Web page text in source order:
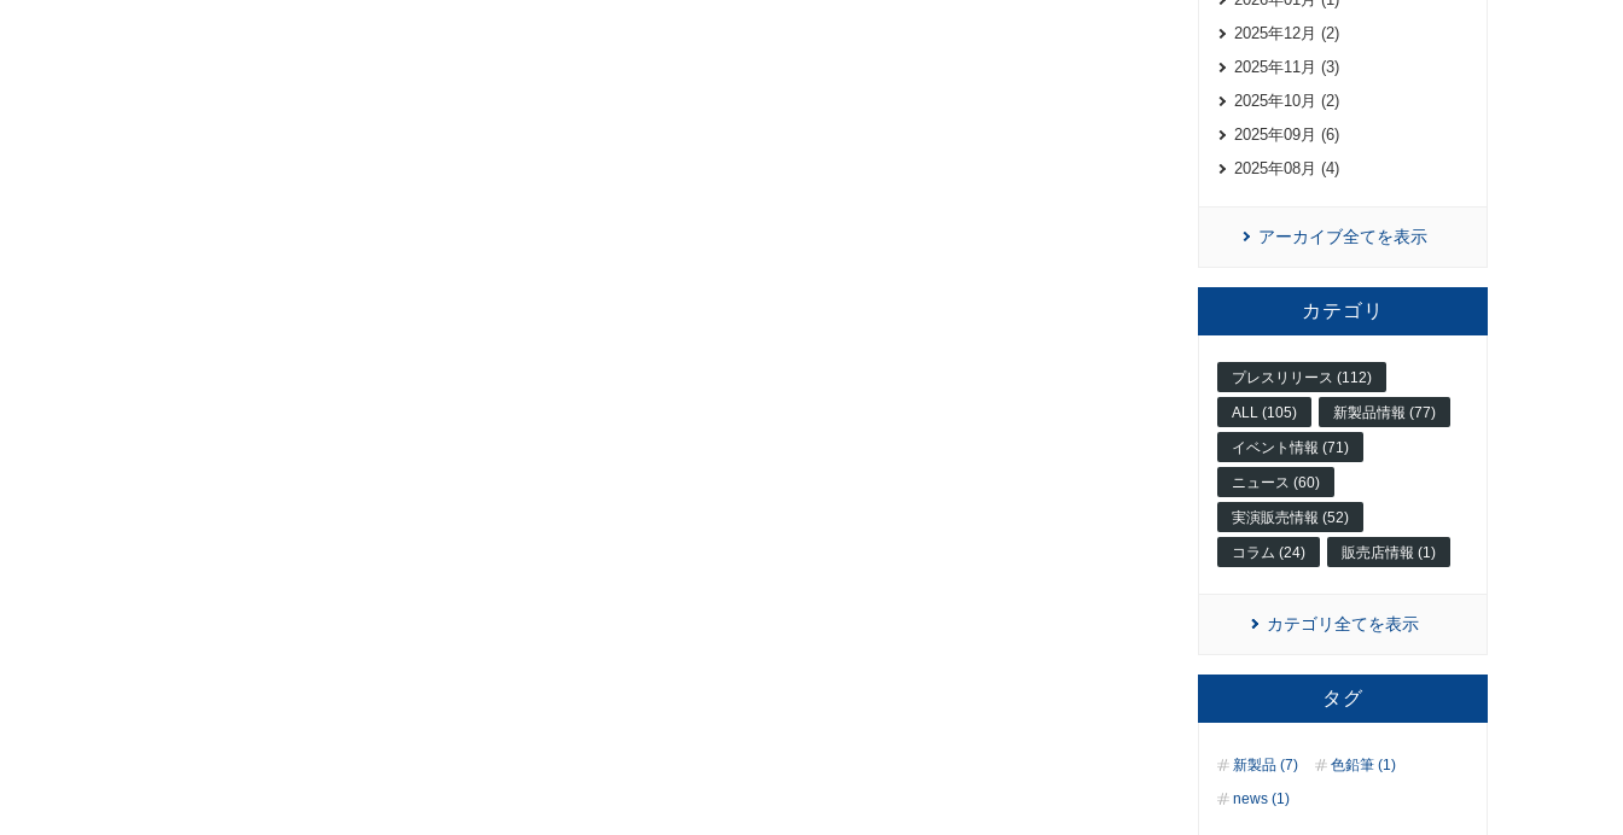
2025年12月 (2)
2025年11月 (3)
2025年10月 (2)
2025年09月 (6)
2025年08月 (4)
アーカイブ全てを表示
カテゴリ
プレスリリース (112)
ALL (105) 新製品情報 (77)
イベント情報 (71)
ニュース (60)
実演販売情報 (52)
コラム (24) 販売店情報 (1)
カテゴリ全てを表示
タグ
新製品 (7)
色鉛筆 (1)
news (1)